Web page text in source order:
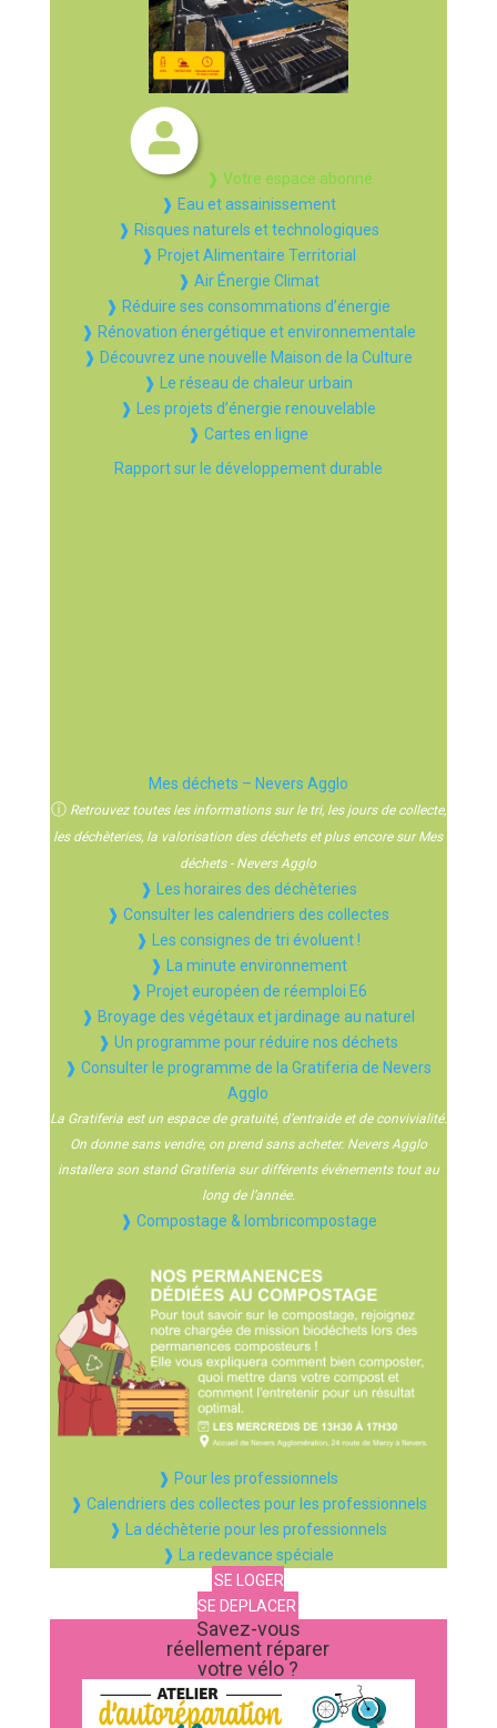
❱ Votre espace abonné
❱ Eau et assainissement
❱ Risques naturels et technologiques
❱ Projet Alimentaire Territorial
❱ Air Énergie Climat
❱ Réduire ses consommations d’énergie
❱ Rénovation énergétique et environnementale
❱ Découvrez une nouvelle Maison de la Culture
❱ Le réseau de chaleur urbain
❱ Les projets d’énergie renouvelable
❱ Cartes en ligne
Rapport sur le développement durable
Mes déchets – Nevers Agglo
ⓘ Retrouvez toutes les informations sur le tri, les jours de collecte,
les déchèteries, la valorisation des déchets et plus encore sur Mes
déchets - Nevers Agglo
❱ Les horaires des déchèteries
❱ Consulter les calendriers des collectes
❱ Les consignes de tri évoluent !
❱ La minute environnement
❱ Projet européen de réemploi E6
❱ Broyage des végétaux et jardinage au naturel
❱ Un programme pour réduire nos déchets
❱ Consulter le programme de la Gratiferia de Nevers
Agglo
La Gratiferia est un espace de gratuité, d’entraide et de convivialité.
On donne sans vendre, on prend sans acheter. Nevers Agglo
installera son stand Gratiferia sur différents événements tout au
long de l’année.
❱ Compostage & lombricompostage
❱ Pour les professionnels
❱ Calendriers des collectes pour les professionnels
❱ La déchèterie pour les professionnels
❱ La redevance spéciale
SE LOGER
SE DEPLACER
Savez-vous
réellement réparer
votre vélo ?